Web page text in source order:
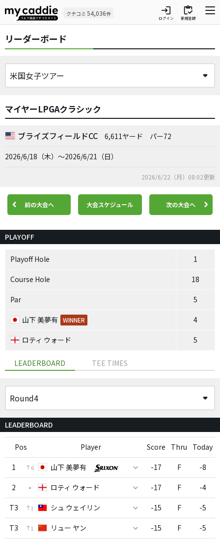
クチコミ 54,036件 login
ログイン
inventory
新規登録
リーダーボード
マイヤーLPGAクラシック
ブライズフィールドCC 6,611ヤード パー72
2026/6/18（木）～2026/6/21（日）
2026/6/22（月）08:02更新
前の大会へ 大会スケジュール 次の大会へ
PLAYOFF
Playoff Hole 1
Course Hole 18
Par 5
山下 美夢有 WINNER 4
ロティ ウォード 5
LEADERBOARD TEE TIMES
LEADERBOARD
Pos Player Score Thru Today
1 6 山下 美夢有 -17 F -8
2 - ロティ ウォード -17 F -4
T3 1 シュ ウェイリン -15 F -5
T3 1 リュー ヤン -15 F -5